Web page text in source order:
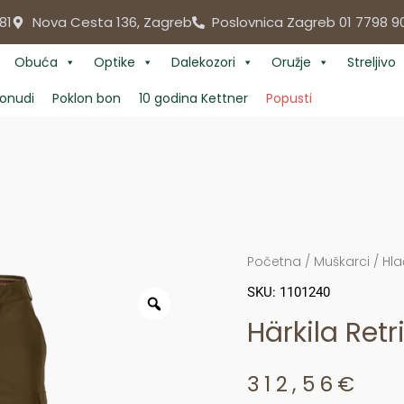
Nova Cesta 136, Zagreb Poslovnica Zagreb 01 7798
Obuća Optike Dalekozori Oružje Streljivo
Poklon bon 10 godina Kettner Popusti
Početna / Muškarci /
SKU: 1101240
Härkila
312,56 €